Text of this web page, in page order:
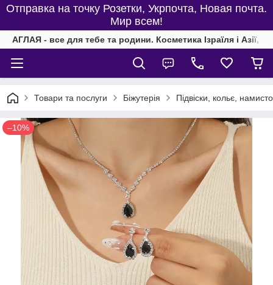
Отправка на точку Розетки, Укрпочта, Новая почта.
Мир всем!
АГЛАЯ - все для тебе та родини. Косметика Ізраїля і Азії,
Товари та послуги Біжутерія Підвіски, кольє,
–10%